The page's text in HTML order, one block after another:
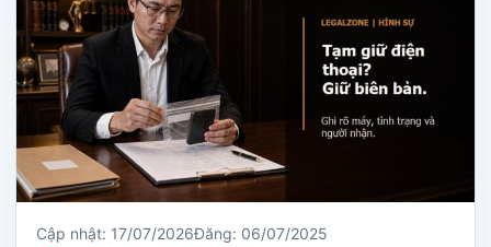
Cập nhật: 17/07/2026Đăng: 06/07/2025